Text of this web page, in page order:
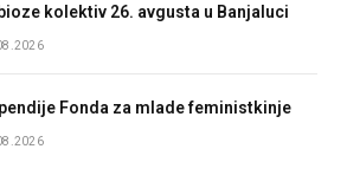
kolektiv 26. avgusta u Banjaluci
Fonda za mlade feministkinje